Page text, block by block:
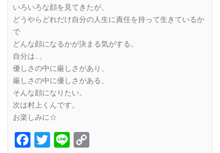
いろいろな顔を見てきたが、
どうやらどれだけ自分の人生に責任を持って生きているか
で
どんな顔になるかが決まる気がする。
自分は…、
優しさの中に厳しさがあり、
厳しさの中に優しさがある、
そんな顔になりたい。
次は村上くんです。
お楽しみに☆
Facebook
Twitter
Line